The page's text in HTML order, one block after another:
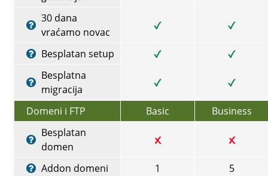
30 dana
vraćamo novac
Besplatan setup
Besplatna
migracija
Domeni i FTP
Basic
Business
Besplatan
domen
Addon domeni
1
5